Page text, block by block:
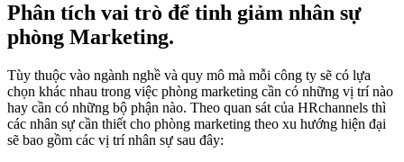
Phân tích vai trò để tinh giảm nhân sự
phòng Marketing.
Tùy thuộc vào ngành nghề và quy mô mà mỗi công ty sẽ có lựa
chọn khác nhau trong việc phòng marketing cần có những vị trí nào
hay cần có những bộ phận nào. Theo quan sát của HRchannels thì
các nhân sự cần thiết cho phòng marketing theo xu hướng hiện đại
sẽ bao gồm các vị trí nhân sự sau đây: